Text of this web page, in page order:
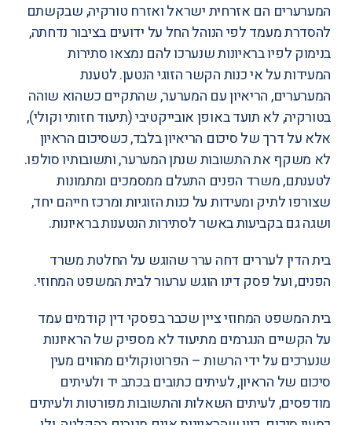
המערערים הם אזרחית ישראל ואזרח טורקיה, שבקשתם
להסדרת מעמד לפי הנוהל החל על ידועים בציבור נדחתה,
בנימוק לפיו בראיונות שנערכו להם נמצאו סתירות
המעידות על אי כנות הקשר הזוגי הנטען. לטענת
המערערים, הריאיון עם המערער, שהתקיים כשהוא שוהה
בטורקיה, לא תועד באופן אובייקטיבי (תיעוד חזותי וקולי),
אלא על דרך של סיכום הריאיון בלבד, כשסיכום הראיון
לא משקף את התשובות שנתן המערער, ותשובותיו סולפו.
לטענתם, משרד הפנים התעלם ממסמכים ומתמונות
שצורפו לתיק ומעידות על כנות הזוגיות ומרכז חייהם יחד,
ושגה גם בקביעות באשר לסתירות הנטענות בראיונות.
בית הדין לעררים דחה ערר שהוגש על החלטת משרד
הפנים, ועל פסק דינו הוגש ערעור לבית המשפט המחוזי.
בית המשפט המחוזי ציין שכבר בפסקי דין קודמים עמד
על הקשיים הנגרמים מתיעוד לא מספיק של הראיונות
שנערכים על ידי הרשות – הפרוטוקולים מהווים מעין
סיכום של הראיון, לעיתים כתובים בכתב יד ולעיתים
מודפסים, לעיתים השאלות והתשובות מפורטות ולעיתים